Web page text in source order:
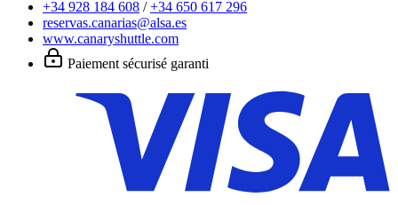
+34 928 184 608 / +34 650 617 296
reservas.canarias@alsa.es
www.canaryshuttle.com
Paiement sécurisé garanti